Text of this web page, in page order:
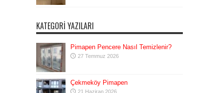
KATEGORI YAZILARI
Pimapen Pencere Nasıl Temizlenir?
27 Temmuz 2026
Çekmeköy Pimapen
21 Haziran 2026